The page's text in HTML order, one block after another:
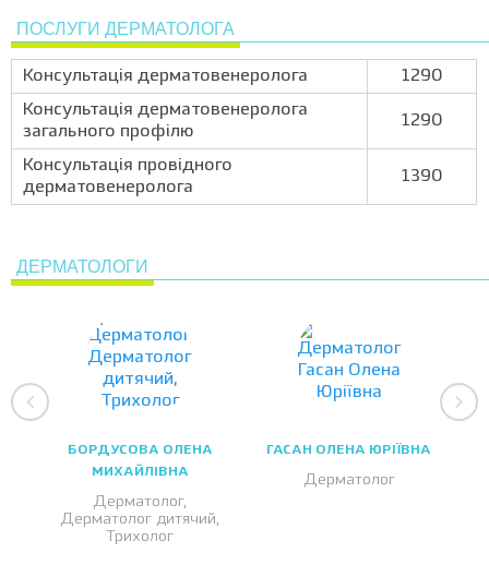
ПОСЛУГИ ДЕРМАТОЛОГА
Консультація дерматовенеролога
1290
Консультація дерматовенеролога
загального профілю
1290
Консультація провідного
дерматовенеролога
1390
ДЕРМАТОЛОГИ
БОРДУСОВА ОЛЕНА
МИХАЙЛІВНА
Дерматолог,
Дерматолог дитячий,
Трихолог
ГАСАН ОЛЕНА ЮРІЇВНА
Дерматолог